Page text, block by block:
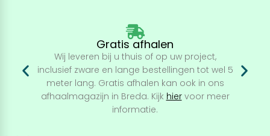
Retourbeleid
U kunt al onze producten binnen 14 dagen na
ontvangst retourneren. Bekijkhieronze
retourvoorwaarden.